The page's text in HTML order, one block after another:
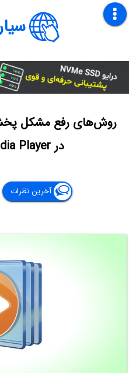
روش‌های رفع مشکل
در Windows Media Player
آخرین نظرات